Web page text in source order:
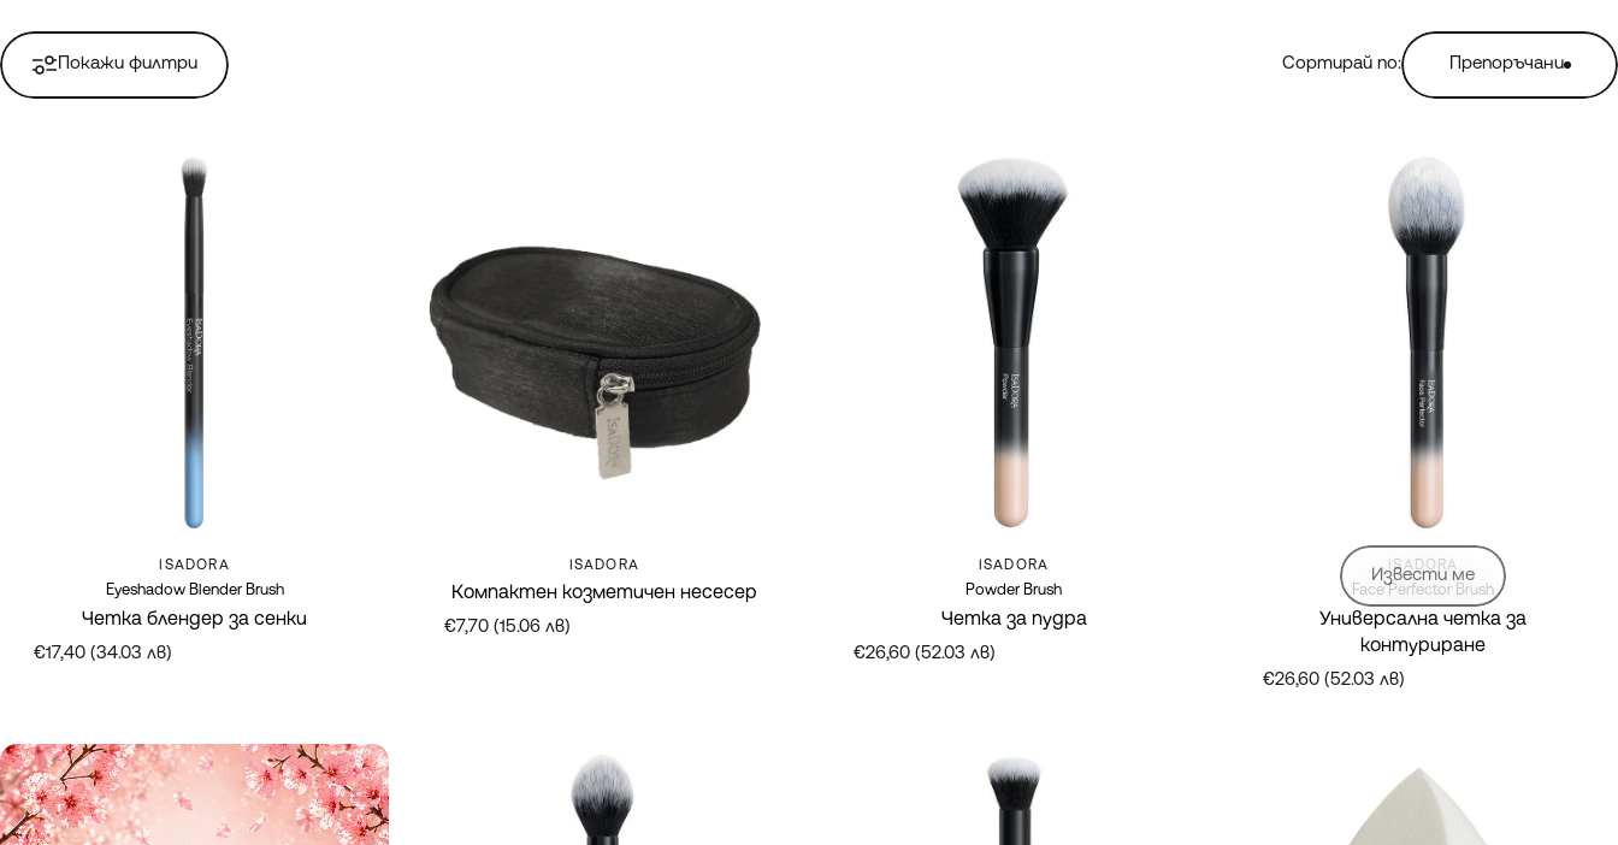
Покажи филтри Сортирай по: Препоръчани
Марка:
ISADORA
Eyeshadow Blender Brush
Четка блендер за сенки
€17,40 (34.03 лв)
Марка:
ISADORA
Компактен козметичен несесер
€7,70 (15.06 лв)
Марка:
ISADORA
Powder Brush
Четка за пудра
€26,60 (52.03 лв)
Извести ме
Марка:
ISADORA
Face Perfector Brush
Универсална четка за
контуриране
€26,60 (52.03 лв)